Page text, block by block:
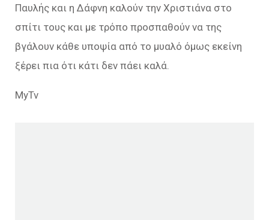
Παυλής και η Δάφνη καλούν την Χριστιάνα στο
σπίτι τους και με τρόπο προσπαθούν να της
βγάλουν κάθε υποψία από το μυαλό όμως εκείνη
ξέρει πια ότι κάτι δεν πάει καλά.
MyTv